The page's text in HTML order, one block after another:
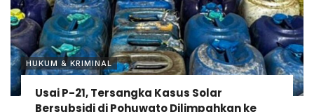
HUKUM & KRIMINAL
Usai P-21, Tersangka Kasus Solar
Bersubsidi di Pohuwato Dilimpahkan ke